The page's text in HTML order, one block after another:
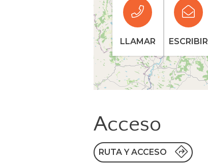
LLAMAR ESCRIBIR
Acceso
RUTA Y ACCESO